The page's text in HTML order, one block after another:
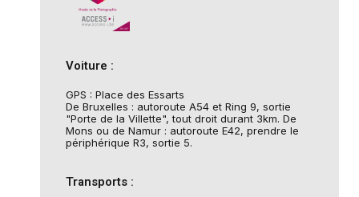
Voiture :
GPS : Place des Essarts
De Bruxelles : autoroute A54 et Ring 9, sortie
"Porte de la Villette", tout droit durant 3km. De
Mons ou de Namur : autoroute E42, prendre le
périphérique R3, sortie 5.
Transports :